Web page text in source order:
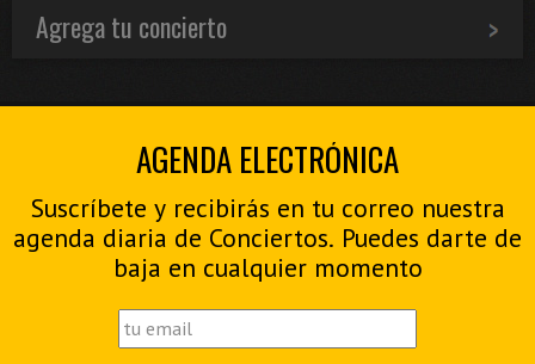
Agrega tu concierto
AGENDA ELECTRÓNICA
Suscríbete y recibirás en tu correo nuestra
agenda diaria de Conciertos. Puedes darte de
baja en cualquier momento